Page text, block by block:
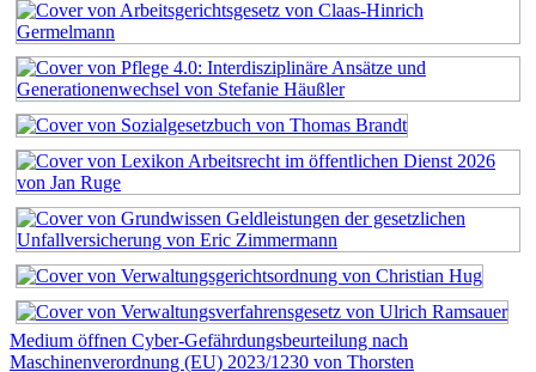
Medium öffnen Cyber-Gefährdungsbeurteilung nach
Maschinenverordnung (EU) 2023/1230 von Thorsten